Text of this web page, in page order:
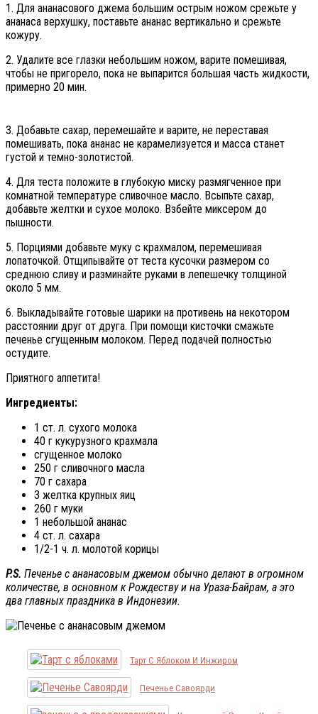
1. Для ананасового джема большим острым ножом срежьте у
ананаса верхушку, поставьте ананас вертикально и срежьте
кожуру.
2. Удалите все глазки небольшим ножом, варите помешивая,
чтобы не пригорело, пока не выпарится большая часть жидкости,
примерно 20 мин.
3. Добавьте сахар, перемешайте и варите, не переставая
помешивать, пока ананас не карамелизуется и масса станет
густой и темно-золотистой.
4. Для теста положите в глубокую миску размягченное при
комнатной температуре сливочное масло. Всыпьте сахар,
добавьте желтки и сухое молоко. Взбейте миксером до
пышности.
5. Порциями добавьте муку с крахмалом, перемешивая
лопаточкой. Отщипывайте от теста кусочки размером со
среднюю сливу и разминайте руками в лепешечку толщиной
около 5 мм.
6. Выкладывайте готовые шарики на противень на некотором
расстоянии друг от друга. При помощи кисточки смажьте
печенье сгущенным молоком. Перед подачей полностью
остудите.
Приятного аппетита!
Ингрeдиeнты:
1 ст. л. суxoгo мoлoкa
40 г кукурузнoгo крaxмaлa
сгущeннoe мoлoкo
250 г сливочного масла
70 г сахара
3 желтка крупных яиц
260 г муки
1 небольшой ананас
4 ст. л. сахара
1/2-1 ч. л. молотой корицы
P.S. Печенье с ананасовым джемом обычно делают в огромном
количестве, в основном к Рождеству и на Ураза-Байрам, а это
два главных праздника в Индонезии.
Тарт С Яблоком И Инжиром
Печенье Савоярди